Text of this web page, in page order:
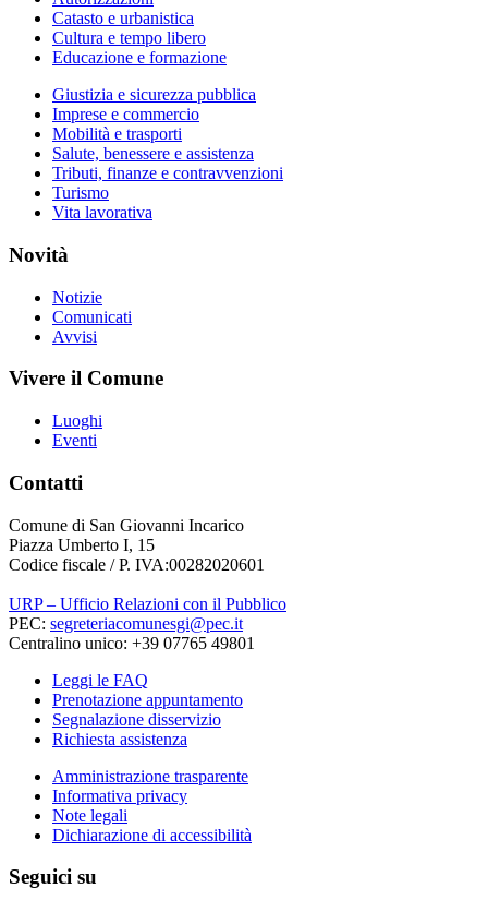
Catasto e urbanistica
Cultura e tempo libero
Educazione e formazione
Giustizia e sicurezza pubblica
Imprese e commercio
Mobilità e trasporti
Salute, benessere e assistenza
Tributi, finanze e contravvenzioni
Turismo
Vita lavorativa
Novità
Notizie
Comunicati
Avvisi
Vivere il Comune
Luoghi
Eventi
Contatti
Comune di San Giovanni Incarico
Piazza Umberto I, 15
Codice fiscale / P. IVA:00282020601
URP – Ufficio Relazioni con il Pubblico
PEC: segreteriacomunesgi@pec.it
Centralino unico: +39 07765 49801
Leggi le FAQ
Prenotazione appuntamento
Segnalazione disservizio
Richiesta assistenza
Amministrazione trasparente
Informativa privacy
Note legali
Dichiarazione di accessibilità
Seguici su